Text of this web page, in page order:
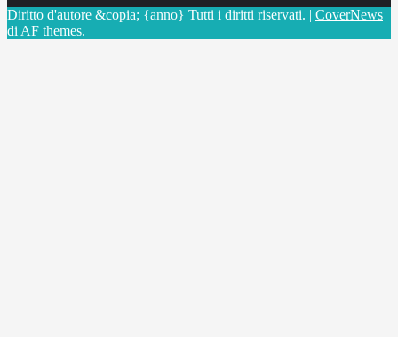
Diritto d'autore &copia; {anno} Tutti i diritti riservati. | CoverNews
di AF themes.